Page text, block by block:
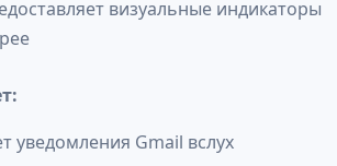
визуальные индикаторы
уведомления Gmail вслух